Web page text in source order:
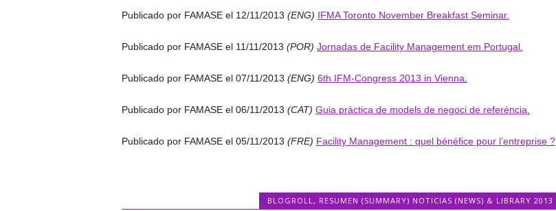
Publicado por FAMASE el 12/11/2013 (ENG) IFMA Toronto November Breakfast Seminar.
Publicado por FAMASE el 11/11/2013 (POR) Jornadas de Facility Management em Portugal.
Publicado por FAMASE el 07/11/2013 (ENG) 6th IFM-Congress 2013 in Vienna.
Publicado por FAMASE el 06/11/2013 (CAT) Guia pràctica de models de negoci de referència.
Publicado por FAMASE el 05/11/2013 (FRE) Facility Management : quel bénéfice pour l’entreprise ?
BLOGROLL, RESUMEN (SUMMARY) NOTICIAS (NEWS) & LIBRARY 2013